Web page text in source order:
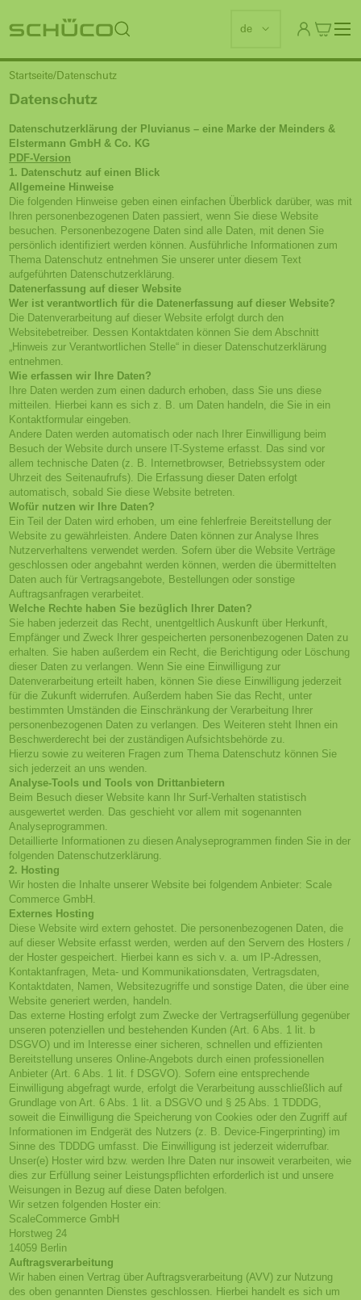
de
Startseite Datenschutz
Datenschutz
Datenschutz­erklärung der Pluvianus – eine Marke der Meinders &
Elstermann GmbH & Co. KG
PDF-Version
1. Datenschutz auf einen Blick
Allgemeine Hinweise
Die folgenden Hinweise geben einen einfachen Überblick darüber, was mit
Ihren personenbezogenen Daten passiert, wenn Sie diese Website
besuchen. Personenbezogene Daten sind alle Daten, mit denen Sie
persönlich identifiziert werden können. Ausführliche Informationen zum
Thema Datenschutz entnehmen Sie unserer unter diesem Text
aufgeführten Datenschutzerklärung.
Datenerfassung auf dieser Website
Wer ist verantwortlich für die Datenerfassung auf dieser Website?
Die Datenverarbeitung auf dieser Website erfolgt durch den
Websitebetreiber. Dessen Kontaktdaten können Sie dem Abschnitt
„Hinweis zur Verantwortlichen Stelle“ in dieser Datenschutzerklärung
entnehmen.
Wie erfassen wir Ihre Daten?
Ihre Daten werden zum einen dadurch erhoben, dass Sie uns diese
mitteilen. Hierbei kann es sich z. B. um Daten handeln, die Sie in ein
Kontaktformular eingeben.
Andere Daten werden automatisch oder nach Ihrer Einwilligung beim
Besuch der Website durch unsere IT-Systeme erfasst. Das sind vor
allem technische Daten (z. B. Internetbrowser, Betriebssystem oder
Uhrzeit des Seitenaufrufs). Die Erfassung dieser Daten erfolgt
automatisch, sobald Sie diese Website betreten.
Wofür nutzen wir Ihre Daten?
Ein Teil der Daten wird erhoben, um eine fehlerfreie Bereitstellung der
Website zu gewährleisten. Andere Daten können zur Analyse Ihres
Nutzerverhaltens verwendet werden. Sofern über die Website Verträge
geschlossen oder angebahnt werden können, werden die übermittelten
Daten auch für Vertragsangebote, Bestellungen oder sonstige
Auftragsanfragen verarbeitet.
Welche Rechte haben Sie bezüglich Ihrer Daten?
Sie haben jederzeit das Recht, unentgeltlich Auskunft über Herkunft,
Empfänger und Zweck Ihrer gespeicherten personenbezogenen Daten zu
erhalten. Sie haben außerdem ein Recht, die Berichtigung oder Löschung
dieser Daten zu verlangen. Wenn Sie eine Einwilligung zur
Datenverarbeitung erteilt haben, können Sie diese Einwilligung jederzeit
für die Zukunft widerrufen. Außerdem haben Sie das Recht, unter
bestimmten Umständen die Einschränkung der Verarbeitung Ihrer
personenbezogenen Daten zu verlangen. Des Weiteren steht Ihnen ein
Beschwerderecht bei der zuständigen Aufsichtsbehörde zu.
Hierzu sowie zu weiteren Fragen zum Thema Datenschutz können Sie
sich jederzeit an uns wenden.
Analyse-Tools und Tools von Dritt­anbietern
Beim Besuch dieser Website kann Ihr Surf-Verhalten statistisch
ausgewertet werden. Das geschieht vor allem mit sogenannten
Analyseprogrammen.
Detaillierte Informationen zu diesen Analyseprogrammen finden Sie in der
folgenden Datenschutzerklärung.
2. Hosting
Wir hosten die Inhalte unserer Website bei folgendem Anbieter: Scale
Commerce GmbH.
Externes Hosting
Diese Website wird extern gehostet. Die personenbezogenen Daten, die
auf dieser Website erfasst werden, werden auf den Servern des Hosters /
der Hoster gespeichert. Hierbei kann es sich v. a. um IP-Adressen,
Kontaktanfragen, Meta- und Kommunikationsdaten, Vertragsdaten,
Kontaktdaten, Namen, Websitezugriffe und sonstige Daten, die über eine
Website generiert werden, handeln.
Das externe Hosting erfolgt zum Zwecke der Vertragserfüllung gegenüber
unseren potenziellen und bestehenden Kunden (Art. 6 Abs. 1 lit. b
DSGVO) und im Interesse einer sicheren, schnellen und effizienten
Bereitstellung unseres Online-Angebots durch einen professionellen
Anbieter (Art. 6 Abs. 1 lit. f DSGVO). Sofern eine entsprechende
Einwilligung abgefragt wurde, erfolgt die Verarbeitung ausschließlich auf
Grundlage von Art. 6 Abs. 1 lit. a DSGVO und § 25 Abs. 1 TDDDG,
soweit die Einwilligung die Speicherung von Cookies oder den Zugriff auf
Informationen im Endgerät des Nutzers (z. B. Device-Fingerprinting) im
Sinne des TDDDG umfasst. Die Einwilligung ist jederzeit widerrufbar.
Unser(e) Hoster wird bzw. werden Ihre Daten nur insoweit verarbeiten, wie
dies zur Erfüllung seiner Leistungspflichten erforderlich ist und unsere
Weisungen in Bezug auf diese Daten befolgen.
Wir setzen folgenden Hoster ein:
ScaleCommerce GmbH
Horstweg 24
14059 Berlin
Auftragsverarbeitung
Wir haben einen Vertrag über Auftragsverarbeitung (AVV) zur Nutzung
des oben genannten Dienstes geschlossen. Hierbei handelt es sich um